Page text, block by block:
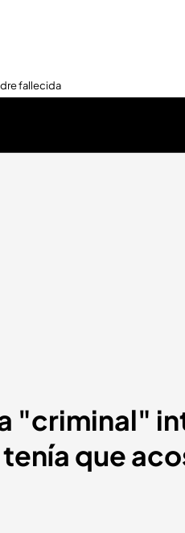
fallecida
"criminal"
que